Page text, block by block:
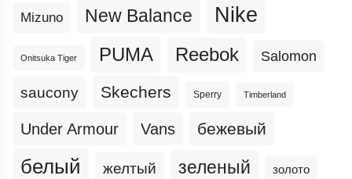
Mizuno New Balance Nike
Onitsuka Tiger PUMA Reebok Salomon
saucony Skechers Sperry Timberland
Under Armour Vans бежевый
белый желтый зеленый золото